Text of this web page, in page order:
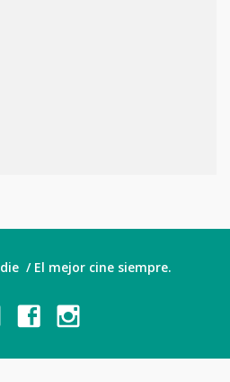
/ El mejor cine siempre.